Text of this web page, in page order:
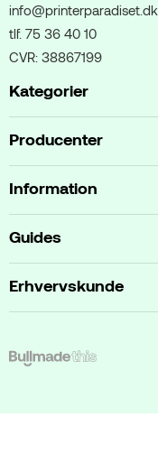
info@printerparadiset.dk
tlf. 75 36 40 10
CVR: 38867199
Kategorier
Producenter
Information
Guides
Erhvervskunde